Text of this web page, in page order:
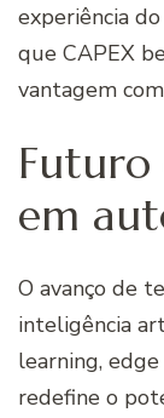
experiência
que CAPEX
vantagem
Futuro
em
O avanço de
inteligência
learning,
redefine o